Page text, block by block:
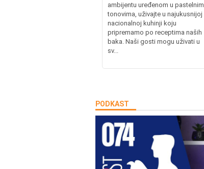
ambijentu uređenom u pastelnim
tonovima, uživajte u najukusnijoj
nacionalnoj kuhinji koju
pripremamo po receptima naših
baka. Naši gosti mogu uživati u
sv...
PODKAST